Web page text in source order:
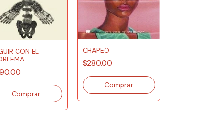
CON EL
CHAPEO
$280.00